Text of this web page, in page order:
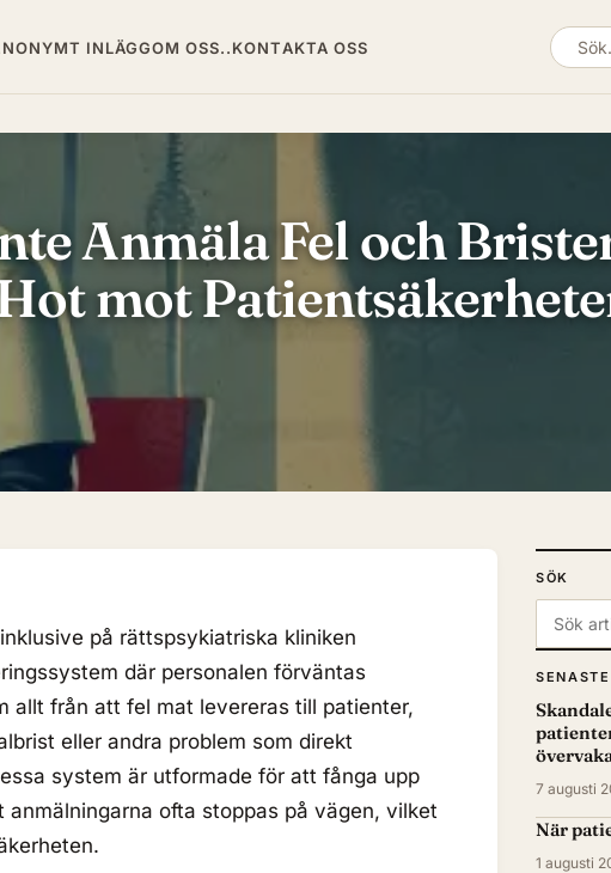
INLÄGGOM OSS..KONTAKTA OSS
Sök
Anmäla Fel och
mot
på rättspsykiatriska kliniken
där personalen förväntas
allt från att fel mat levereras till patienter,
eller andra problem som direkt
system är utformade för att fånga upp
ofta stoppas på vägen, vilket
SÖK
Sök:
7 augusti
När
1 augusti